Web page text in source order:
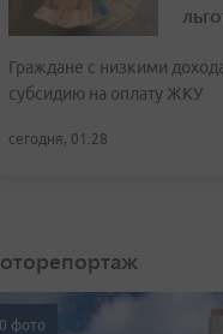
Граждане с низкими
субсидию на оплату ЖКУ
сегодня, 01:28
фото